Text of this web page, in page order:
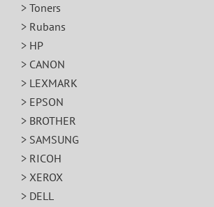
> Toners
> Rubans
> HP
> CANON
> LEXMARK
> EPSON
> BROTHER
> SAMSUNG
> RICOH
> XEROX
> DELL